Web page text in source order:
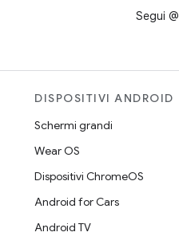
Segui
DISPOSITIVI ANDROID
Schermi grandi
Wear OS
Dispositivi ChromeOS
Android for Cars
Android TV